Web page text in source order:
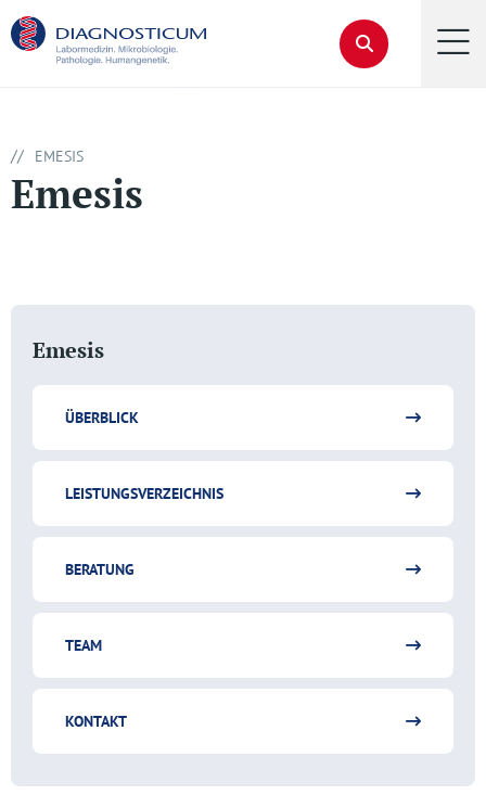
Emesis
ÜBERBLICK
LEISTUNGSVERZEICHNIS
BERATUNG
TEAM
KONTAKT
// EMESIS
Emesis